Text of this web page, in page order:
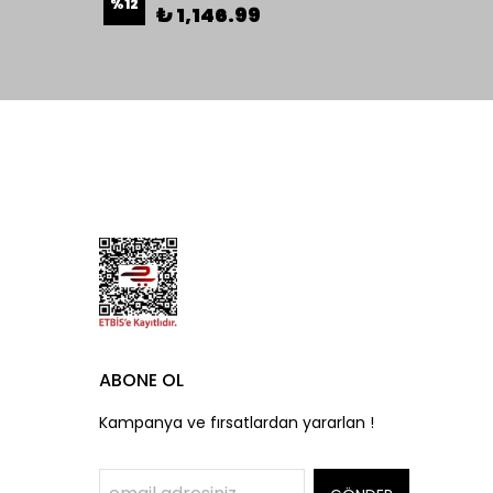
%12 ₺ 1,146.99
ABONE OL
Kampanya ve fırsatlardan yararlan !